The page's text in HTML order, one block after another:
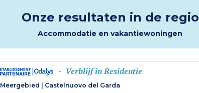
Onze resultaten in de regio
Accommodatie en vakantiewoningen
- Verblijf in Residentie
Meergebied Castelnuovo del Garda